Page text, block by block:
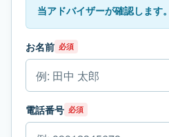
当アドバイザーが確認します。
お名前 必須
電話番号 必須